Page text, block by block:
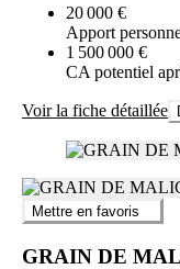
20 000 €
Apport
1 500 000 €
CA potentiel
Voir la fiche détaillée
Mettre en favoris
GRAIN DE